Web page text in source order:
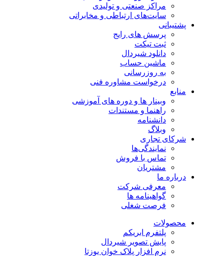
مراکز صنعتی و تولیدی
سایت‌های ارتباطی و مخابراتی
پشتیبانی
پرسش های رایج
ثبت تیکت
دانلود شیردال
ماشین حساب
به روزرسانی
درخواست مشاوره فنی
منابع
وبینار ها و دوره های آموزشی
راهنما و مستندات
دانشنامه
وبلاگ
شرکای تجاری
نمایندگی‌ها
تماس با فروش
مشتریان
درباره ما
معرفی شرکت
گواهینامه ها
فرصت شغلی
محصولات
پلتفرم ابریکم
پایش تصویر شیردال
نرم افزار پلاک خوان یوزتا